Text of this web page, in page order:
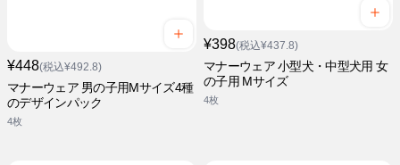
¥448(税込¥492.8)
マナーウェア 男の子用Mサイズ4種
のデザインパック
4枚
¥398(税込¥437.8)
マナーウェア 小型犬・中型犬用 女
の子用 Mサイズ
4枚